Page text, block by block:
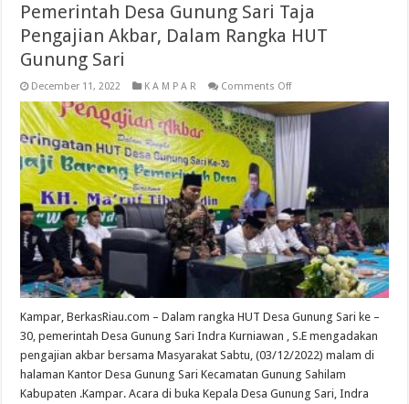
Pemerintah Desa Gunung Sari Taja
Pengajian Akbar, Dalam Rangka HUT
Gunung Sari
December 11, 2022 K A M P A R Comments Offon
Desa
Gunung
Sari
Taja
Pengajian
Akbar,
Dalam
Rangka
HUT
Gunung
Sari
Kampar, BerkasRiau.com – Dalam rangka HUT Desa Gunung Sari ke –
30, pemerintah Desa Gunung Sari Indra Kurniawan , S.E mengadakan
pengajian akbar bersama Masyarakat Sabtu, (03/12/2022) malam di
halaman Kantor Desa Gunung Sari Kecamatan Gunung Sahilam
Kabupaten .Kampar. Acara di buka Kepala Desa Gunung Sari, Indra